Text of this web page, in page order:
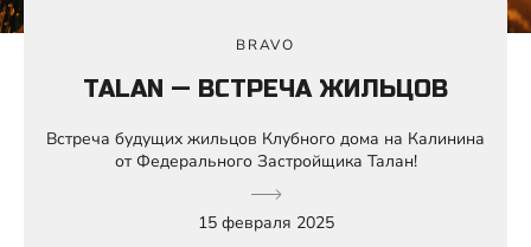
BRAVO
TALAN — ВСТРЕЧА ЖИЛЬЦОВ
Встреча будущих жильцов Клубного дома на Калинина
от Федерального Застройщика Талан!
15 февраля 2025